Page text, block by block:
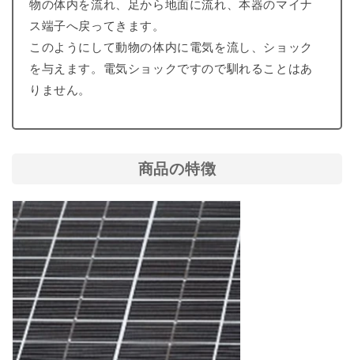
物の体内を流れ、足から地面に流れ、本器のマイナ
ス端子へ戻ってきます。
このようにして動物の体内に電気を流し、ショック
を与えます。電気ショックですので馴れることはあ
りません。
商品の特徴